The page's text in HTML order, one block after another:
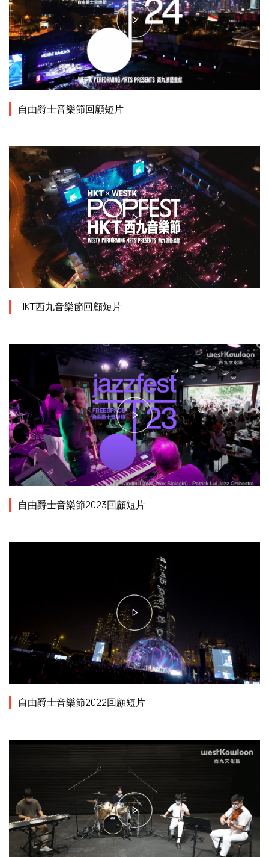
自由爵士音樂節回顧短片
HKT西九音樂節回顧短片
自由爵士音樂節2023回顧短片
自由爵士音樂節2022回顧短片